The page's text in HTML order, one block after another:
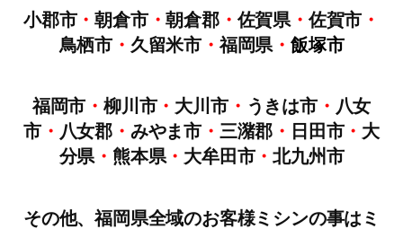
小郡市・朝倉市・朝倉郡・佐賀県 ・佐賀市 ・
鳥栖市・ 久留米市・福岡県 ・飯塚市
福岡市 ・柳川市・ 大川市・ うきは市・ 八女
市・ 八女郡・ みやま市・ 三潴郡 ・ 日田市・ 大
分県・ 熊本県・ 大牟田市・北九州市
その他、福岡県全域のお客様ミシンの事はミ